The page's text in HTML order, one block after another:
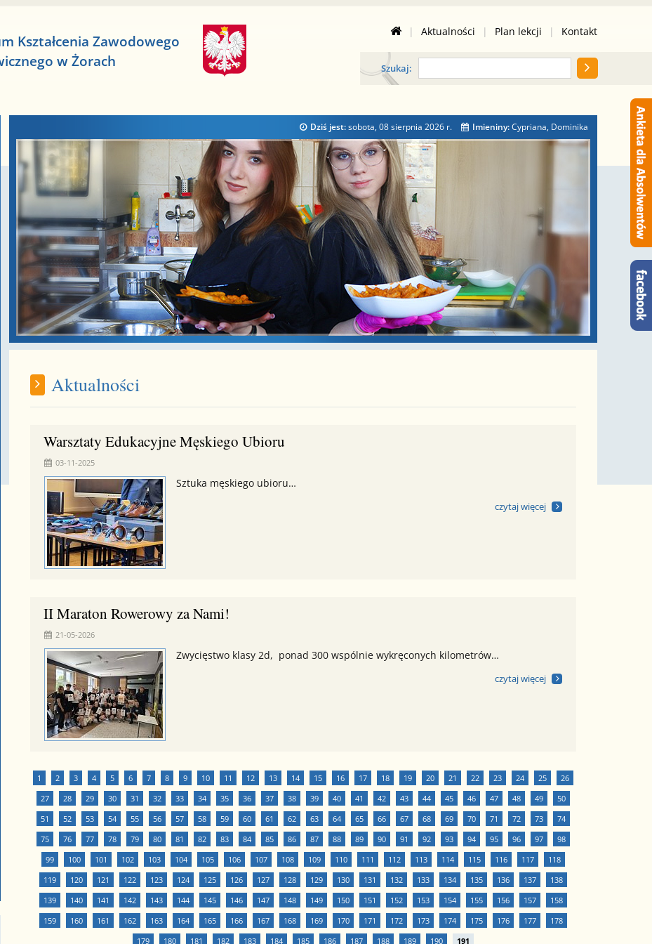
Kształcenia Zawodowego
w Żorach
| Aktualności | Plan lekcji | Kontakt
Szukaj:
Dziś jest:sobota, 08 sierpnia 2026 r. Imieniny:Cypriana, Dominika
Aktualności
Warsztaty Edukacyjne Męskiego Ubioru
03-11-2025
Sztuka męskiego ubioru…
czytaj więcej
II Maraton Rowerowy za Nami!
21-05-2026
Zwycięstwo klasy 2d, ponad 300 wspólnie wykręconych kilometrów…
czytaj więcej
1 2 3 4 5 6 7 8 9 10 11 12 13 14 15 16 17 18 19 20 21 22 23 24 25
26
27
28 29 30 31 32 33 34 35 36 37 38 39 40 41 42 43 44 45 46 47 48 49
50
51
52 53 54 55 56 57 58 59 60 61 62 63 64 65 66 67 68 69 70 71 72 73
74
75
76 77 78 79 80 81 82 83 84 85 86 87 88 89 90 91 92 93 94 95 96 97
98
99
100 101 102 103 104 105 106 107 108 109 110 111 112 113 114 115 116 117
118
119
120 121 122 123 124 125 126 127 128 129 130 131 132 133 134 135 136 137
138
139
140 141 142 143 144 145 146 147 148 149 150 151 152 153 154 155 156 157
158
159
160 161 162 163 164 165 166 167 168 169 170 171 172 173 174 175 176 177
178
179
180 181 182 183 184 185 186 187 188 189 190 191